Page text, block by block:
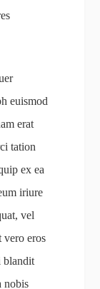
euismod
erat
tation
ex ea
iriure
vel
vero eros
blandit
nobis